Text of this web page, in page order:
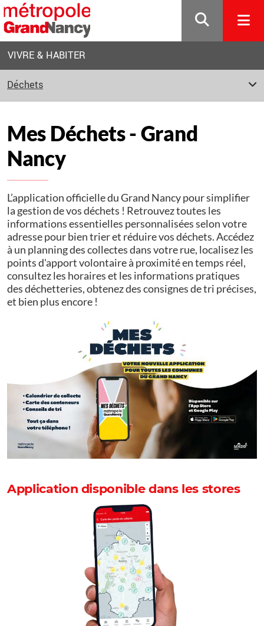
Gestion de vos préférences sur les cookies
VIVRE & HABITER
Déchets
Mes Déchets - Grand
Nancy
L’application officielle du Grand Nancy pour simplifier
la gestion de vos déchets ! Retrouvez toutes les
informations essentielles personnalisées selon votre
adresse pour bien trier et réduire vos déchets. Accédez
à un planning des collectes dans votre rue, localisez les
points d'apport volontaire à proximité en temps réel,
consultez les horaires et les informations pratiques
des déchetteries, obtenez des consignes de tri précises,
et bien plus encore !
Application disponible dans les stores